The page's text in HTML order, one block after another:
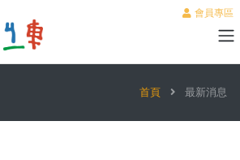
會員專區
首頁 最新消息